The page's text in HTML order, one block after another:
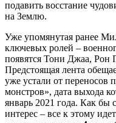
подавить восстание
на Землю.
Уже упомянутая ранее
ключевых ролей –
появятся Тони Джаа, Рон
Предстоящая лента
уже устали от переносов
монстров», дата выхода
январь 2021 года. Как бы
интерес – все к этому